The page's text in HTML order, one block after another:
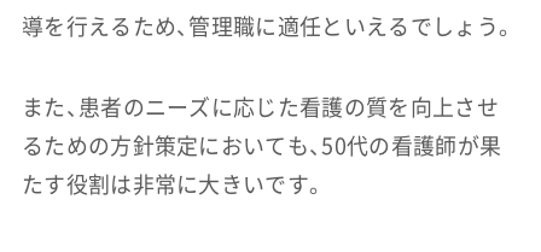
導を行えるため、管理職に適任といえるでしょう。
また、患者のニーズに応じた看護の質を向上させ
るための方針策定においても、50代の看護師が果
たす役割は非常に大きいです。